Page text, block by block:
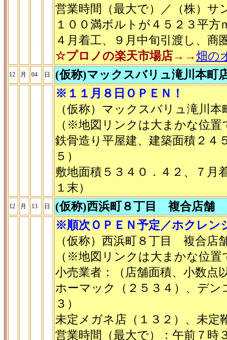
営業時間（最大で）／（株）サ
１００満ボルトが４５２３平
４月着工、９月中旬引渡し、商
☆プロノの楽天市場店→→畑の
12 月 04 日
(仮称)マックスバリュ滝川本町
※１１月８日ＯＰＥＮ！
（仮称）マックスバリュ滝川
（※地図リンクは大まかな位
鉄骨造り平屋建、建築面積２４
５）
敷地面積５３４０．４２、７月
１末）
12 月 13 日
(仮称)西浜町８丁目 複合店舗
※順次ＯＰＥＮ予定／ホクレン
（仮称）西浜町８丁目 複合店
（※地図リンクは大まかな位
小売業者：（店舗面積、小数点
ホーマック（２５３４）、デ
３）
未定メガネ店（１３２）、未
営業時間（最大で）：午前７時